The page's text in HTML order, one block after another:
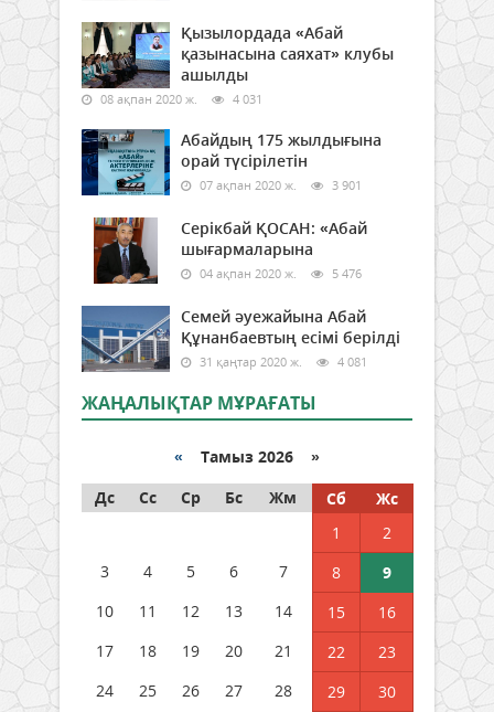
Қызылордада «Абай
қазынасына саяхат» клубы
ашылды
08 ақпан 2020 ж. 4 031
Абайдың 175 жылдығына
орай түсірілетін
07 ақпан 2020 ж. 3 901
Серікбай ҚОСАН: «Абай
шығармаларына
04 ақпан 2020 ж. 5 476
Семей әуежайына Абай
Құнанбаевтың есімі берілді
31 қаңтар 2020 ж. 4 081
ЖАҢАЛЫҚТАР МҰРАҒАТЫ
« Тамыз 2026 »
Дс
Сс Ср Бс Жм Сб
Жс
1
2
3
4 5 6 7 8
9
10
11 12 13 14 15
16
17
18 19 20 21 22
23
24
25 26 27 28 29
30